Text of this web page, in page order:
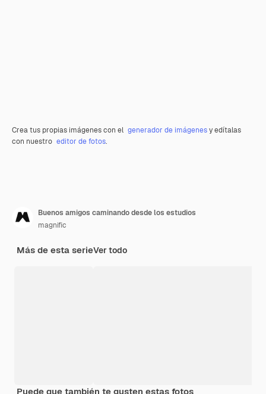
Crea tus propias imágenes con el generador de imágenesy edítalas
con nuestro editor de fotos.
Buenos amigos caminando desde los estudios
magnific
Más de esta serieVer todo
Puede que también te gusten estas fotos